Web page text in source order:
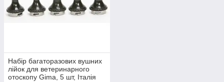
Набір багаторазових вушних
лійок для ветеринарного
отоскопу Gima, 5 шт, Італія